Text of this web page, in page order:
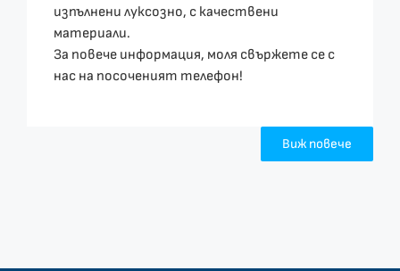
изпълнени луксозно, с качествени
материали.
За повече информация, моля свържете се с
нас на посоченият телефон!
Виж повече